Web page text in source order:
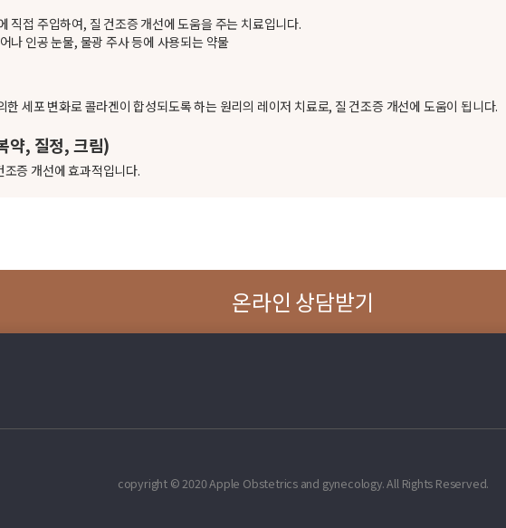
직접 주입하여, 질 건조증 개선에 도움을 주는 치료입니다.
나 인공 눈물, 물광 주사 등에 사용되는 약물
한 세포 변화로 콜라겐이 합성되도록 하는 원리의 레이저 치료로, 질 건조증 개선에 도움이 됩니다.
약, 질정, 크림)
증 개선에 효과적입니다.
온라인 상담받기
copyright © 2020 Apple Obstetrics and gynecology. All Rights Reserved.